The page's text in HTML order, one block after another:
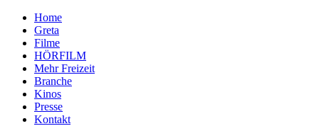
Home
Greta
Filme
HÖRFILM
Mehr Freizeit
Branche
Kinos
Presse
Kontakt